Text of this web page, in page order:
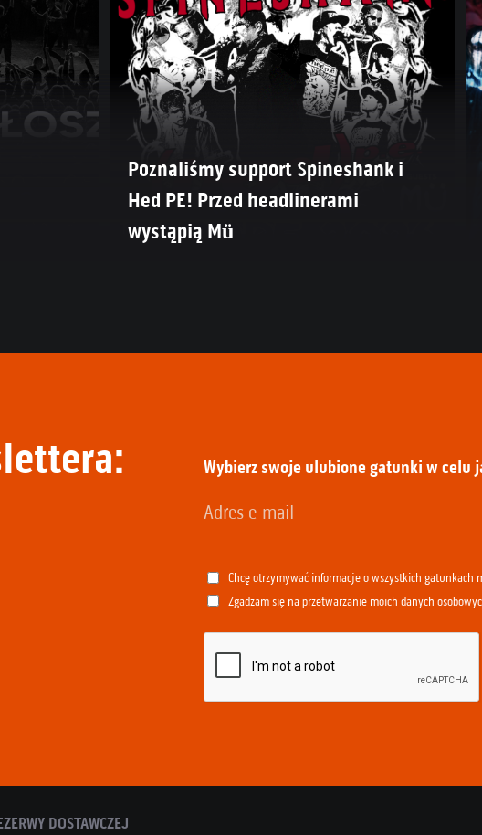
Poznaliśmy support Spineshank i
Hed PE! Przed headlinerami
wystąpią Mü
Wybierz swoje ulubione gatunki w celu
Chcę otrzymywać informacje o wszystkich gatunkach
Zgadzam się na przetwarzanie moich danych
DOSTAWCZEJ